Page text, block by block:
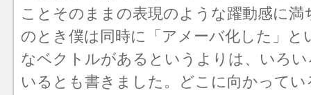
ことそのままの表現のような躍動感に
のとき僕は同時に「アメーバ化した」と
なベクトルがあるというよりは、いろ
いるとも書きました。どこに向かって